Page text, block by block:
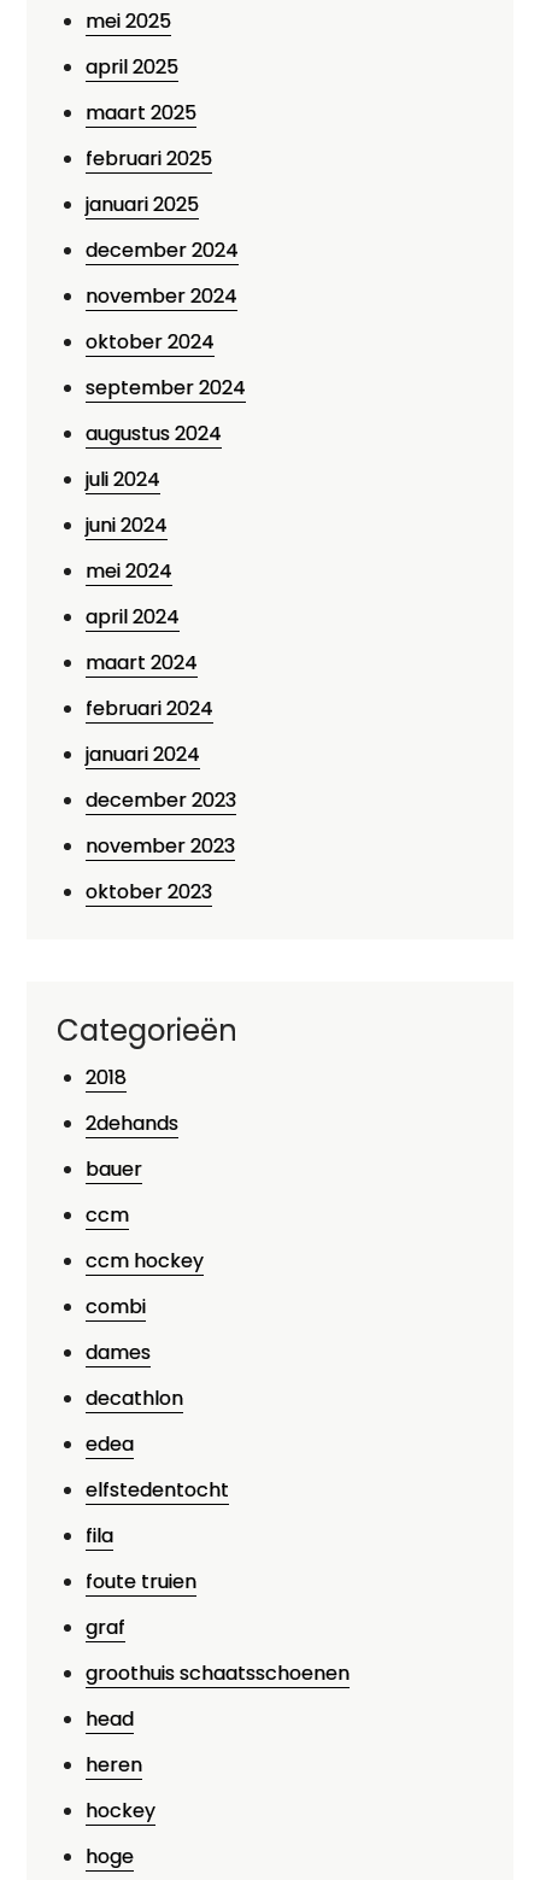
mei 2025
april 2025
maart 2025
februari 2025
januari 2025
december 2024
november 2024
oktober 2024
september 2024
augustus 2024
juli 2024
juni 2024
mei 2024
april 2024
maart 2024
februari 2024
januari 2024
december 2023
november 2023
oktober 2023
Categorieën
2018
2dehands
bauer
ccm
ccm hockey
combi
dames
decathlon
edea
elfstedentocht
fila
foute truien
graf
groothuis schaatsschoenen
head
heren
hockey
hoge